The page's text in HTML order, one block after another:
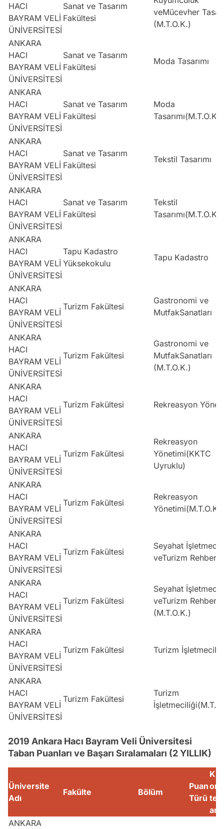
HACI
BAYRAM VELİ
ÜNİVERSİTESİ
Sanat ve Tasarım
Fakültesi
veMücevher
(M.T.O.K.)
ANKARA
HACI
BAYRAM VELİ
ÜNİVERSİTESİ
Sanat ve Tasarım
Fakültesi
Moda Tasarımı
ANKARA
HACI
BAYRAM VELİ
ÜNİVERSİTESİ
Sanat ve Tasarım
Fakültesi
Moda
Tasarımı(M.T.O.K.)
ANKARA
HACI
BAYRAM VELİ
ÜNİVERSİTESİ
Sanat ve Tasarım
Fakültesi
Tekstil Tasarımı
ANKARA
HACI
BAYRAM VELİ
ÜNİVERSİTESİ
Sanat ve Tasarım
Fakültesi
Tekstil
Tasarımı(M.T.O.K.)
ANKARA
HACI
BAYRAM VELİ
ÜNİVERSİTESİ
Tapu Kadastro
Yüksekokulu
Tapu Kadastro
ANKARA
HACI
BAYRAM VELİ
ÜNİVERSİTESİ
Turizm Fakültesi
Gastronomi ve
MutfakSanatları
ANKARA
HACI
BAYRAM VELİ
ÜNİVERSİTESİ
Turizm Fakültesi
Gastronomi ve
MutfakSanatları
(M.T.O.K.)
ANKARA
HACI
BAYRAM VELİ
ÜNİVERSİTESİ
Turizm Fakültesi Rekreasyon
ANKARA
HACI
BAYRAM VELİ
ÜNİVERSİTESİ
Turizm Fakültesi
Rekreasyon
Yönetimi(KKTC
Uyruklu)
ANKARA
HACI
BAYRAM VELİ
ÜNİVERSİTESİ
Turizm Fakültesi
Rekreasyon
Yönetimi(M.T.O.K.)
ANKARA
HACI
BAYRAM VELİ
ÜNİVERSİTESİ
Turizm Fakültesi
Seyahat
veTurizm
ANKARA
HACI
BAYRAM VELİ
ÜNİVERSİTESİ
Turizm Fakültesi
Seyahat
veTurizm
(M.T.O.K.)
ANKARA
HACI
BAYRAM VELİ
ÜNİVERSİTESİ
Turizm Fakültesi Turizm
ANKARA
HACI
BAYRAM VELİ
ÜNİVERSİTESİ
Turizm Fakültesi
Turizm
2019 Ankara Hacı Bayram Veli Üniversitesi
Taban Puanları ve Başarı Sıralamaları (2 YILLIK)
Üniversite
Adı
Fakülte Bölüm
Puan
Türü
K
on
tej
an
ANKARA